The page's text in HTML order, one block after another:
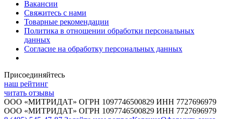
Вакансии
Свяжитесь с нами
Товарные рекомендации
Политика в отношении обработки персональных
данных
Согласие на обработку персональных данных
Присоединяйтесь
наш рейтинг
читать отзывы
ООО «МИТРИДАТ» ОГРН 1097746500829 ИНН 7727696979
ООО «МИТРИДАТ» ОГРН 1097746500829 ИНН 7727696979